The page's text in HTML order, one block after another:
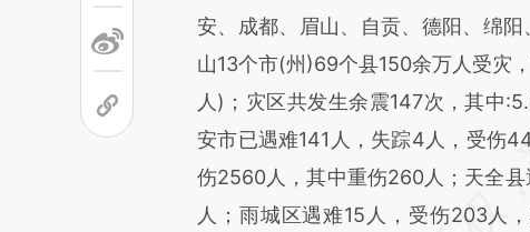
安、成都、眉山、自贡、德阳、绵
山13个市(州)69个县150余万人受灾
人)；灾区共发生余震147次，其中
安市已遇难141人，失踪4人，受伤
伤2560人，其中重伤260人；天全
人；雨城区遇难15人，受伤203人